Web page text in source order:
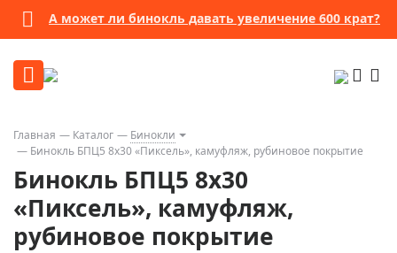
А может ли бинокль давать увеличение 600 крат?
Главная Каталог
Бинокли
Бинокль БПЦ5 8x30 «Пиксель», камуфляж, рубиновое покрытие
Бинокль БПЦ5 8x30
«Пиксель», камуфляж,
рубиновое покрытие